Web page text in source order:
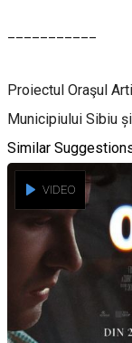
Proiectul Oraşul
Municipiului Sibiu
Similar
VIDEO